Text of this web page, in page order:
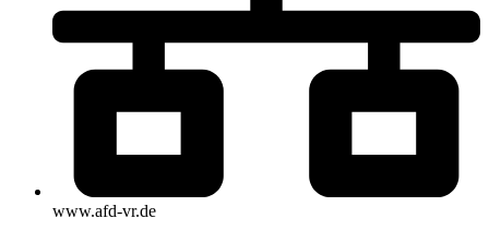
www.afd-vr.de